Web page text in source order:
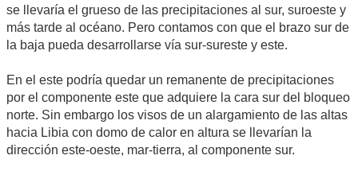
se llevaría el grueso de las precipitaciones al sur, suroeste y
más tarde al océano. Pero contamos con que el brazo sur de
la baja pueda desarrollarse vía sur-sureste y este.
En el este podría quedar un remanente de precipitaciones
por el componente este que adquiere la cara sur del bloqueo
norte. Sin embargo los visos de un alargamiento de las altas
hacia Libia con domo de calor en altura se llevarían la
dirección este-oeste, mar-tierra, al componente sur.